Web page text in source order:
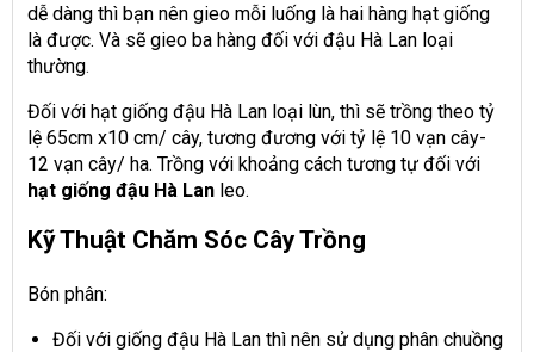
dễ dàng thì bạn nên gieo mỗi luống là hai hàng hạt giống
là được. Và sẽ gieo ba hàng đối với đậu Hà Lan loại
thường.
Đối với hạt giống đậu Hà Lan loại lùn, thì sẽ trồng theo tỷ
lệ 65cm x10 cm/ cây, tương đương với tỷ lệ 10 vạn cây-
12 vạn cây/ ha. Trồng với khoảng cách tương tự đối với
hạt giống đậu Hà Lan leo.
Kỹ Thuật Chăm Sóc Cây Trồng
Bón phân:
Đối với giống đậu Hà Lan thì nên sử dụng phân chuồng